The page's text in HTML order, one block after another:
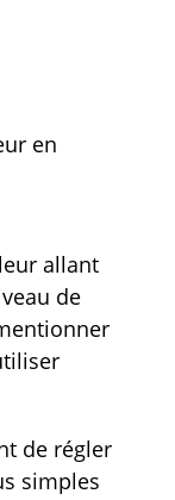
en
allant
de
de régler
simples